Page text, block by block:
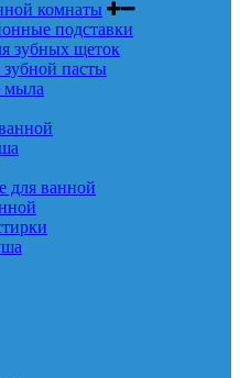
комнаты
подставки
зубных щеток
пасты
мыла
для ванной